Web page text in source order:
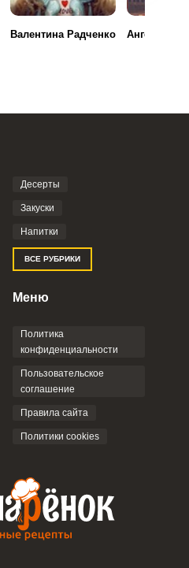
Валентина Радченко Ангелина
Десерты
Закуски
Напитки
ВСЕ РУБРИКИ
Меню
Политика
конфиденциальности
Пользовательское
соглашение
Правила сайта
Политики cookies